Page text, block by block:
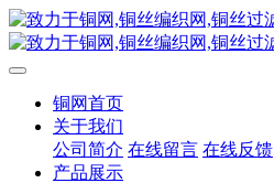
铜网首页
关于我们
公司简介 在线留言 在线反馈
产品展示